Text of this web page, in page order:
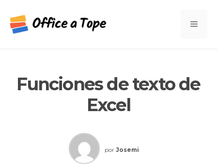
contenido
Funciones de texto de
Excel
por Josemi